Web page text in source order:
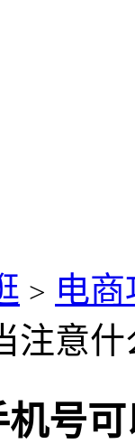
> 电
注意什
号